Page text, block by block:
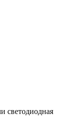
светодиодная